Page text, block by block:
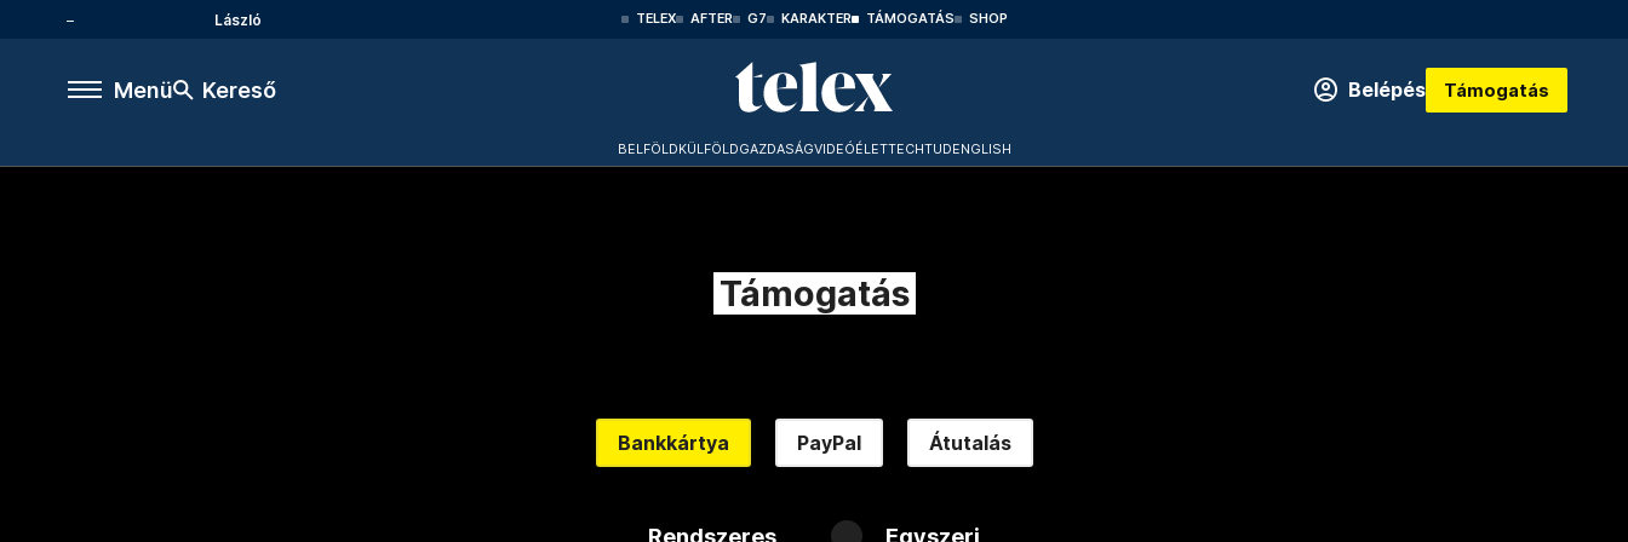
László TELEX AFTER G7 KARAKTER TÁMOGATÁS SHOP
Menü Kereső Belépés Támogatás
BELFÖLDKÜLFÖLDGAZDASÁGVIDEÓÉLETTECHTUDENGLISH
Támogatás
Bankkártya PayPal Átutalás
Rendszeres Egyszeri